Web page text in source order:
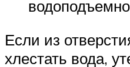
Если из
хлестать вода,